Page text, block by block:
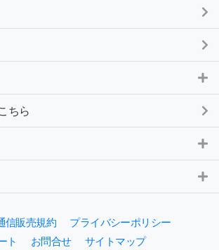
ちら
信販売規約
プライバシーポリシー
ト
お問合せ サイトマップ